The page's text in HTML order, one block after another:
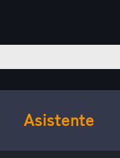
Asistente